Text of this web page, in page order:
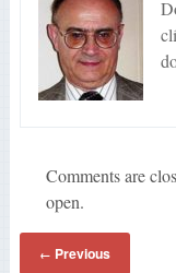
Comments are
open.
← Previous